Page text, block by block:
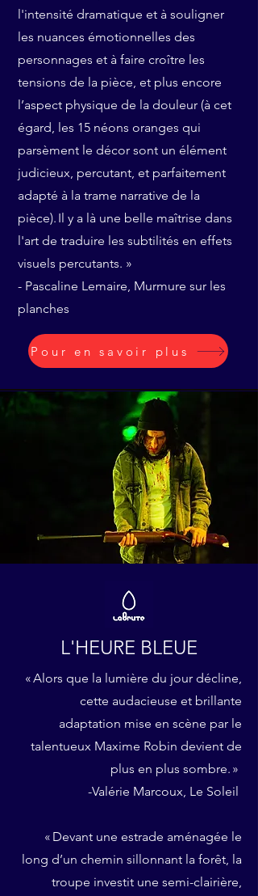
l'intensité dramatique et à souligner
les nuances émotionnelles des
personnages et à faire croître les
tensions de la pièce, et plus encore
l’aspect physique de la douleur (à cet
égard, les 15 néons oranges qui
parsèment le décor sont un élément
judicieux, percutant, et parfaitement
adapté à la trame narrative de la
pièce). Il y a là une belle maîtrise dans
l'art de traduire les subtilités en effets
visuels percutants. »
- Pascaline Lemaire, Murmure sur les
planches
Pour en savoir plus
L'HEURE BLEUE
« Alors que la lumière du jour décline,
cette audacieuse et brillante
adaptation mise en scène par le
talentueux Maxime Robin devient de
plus en plus sombre. »
-Valérie Marcoux, Le Soleil
« Devant une estrade aménagée le
long d’un chemin sillonnant la forêt, la
troupe investit une semi-clairière,